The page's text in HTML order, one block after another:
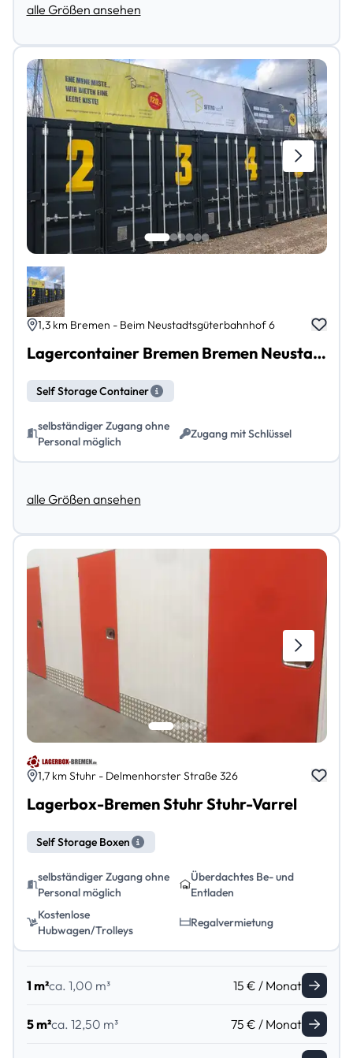
alle Größen ansehen
1,3 km Bremen - Beim Neustadtsgüterbahnhof 6
Lagercontainer Bremen Bremen Neustadt
Self Storage Container
selbständiger Zugang ohne
Personal möglich
Zugang mit Schlüssel
alle Größen ansehen
1,7 km Stuhr - Delmenhorster Straße 326
Lagerbox-Bremen Stuhr Stuhr-Varrel
Self Storage Boxen
selbständiger Zugang ohne
Personal möglich
Überdachtes Be- und
Entladen
Kostenlose
Hubwagen/Trolleys
Regalvermietung
1 m²ca. 1,00 m³ 15 € / Monat
5 m²ca. 12,50 m³ 75 € / Monat